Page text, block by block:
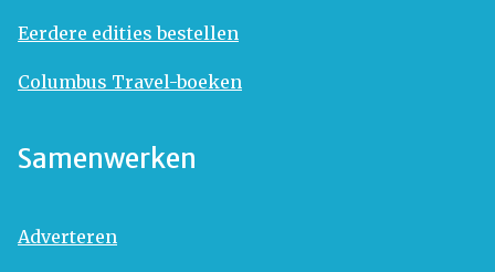
Eerdere edities bestellen
Columbus Travel-boeken
Samenwerken
Adverteren